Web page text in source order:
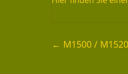
← M1500 /